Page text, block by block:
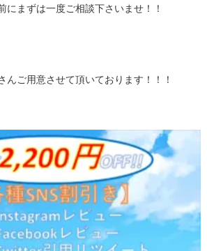
にまずは一度ご相談下さいませ！！
んご用意させて頂いております！！！